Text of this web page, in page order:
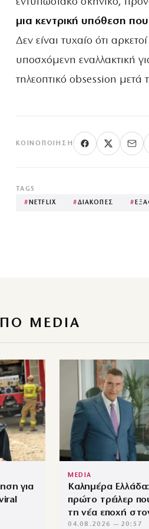
μια κεντρική υπόθεση
Δεν είναι τυχαίο ότι
υποσχόμενη εναλλακτική
τηλεοπτικό obsession μετά
ΚΟΙΝΟΠΟΊΗΣΗ
TAGS
#NETFLIX #ΔΙΑΚΟΠΕΣ #
MEDIA
για
MEDIA
Καλημέρα
πρώτο τρέιλερ
τη νέα εποχή
04.08.2026 — 20:57